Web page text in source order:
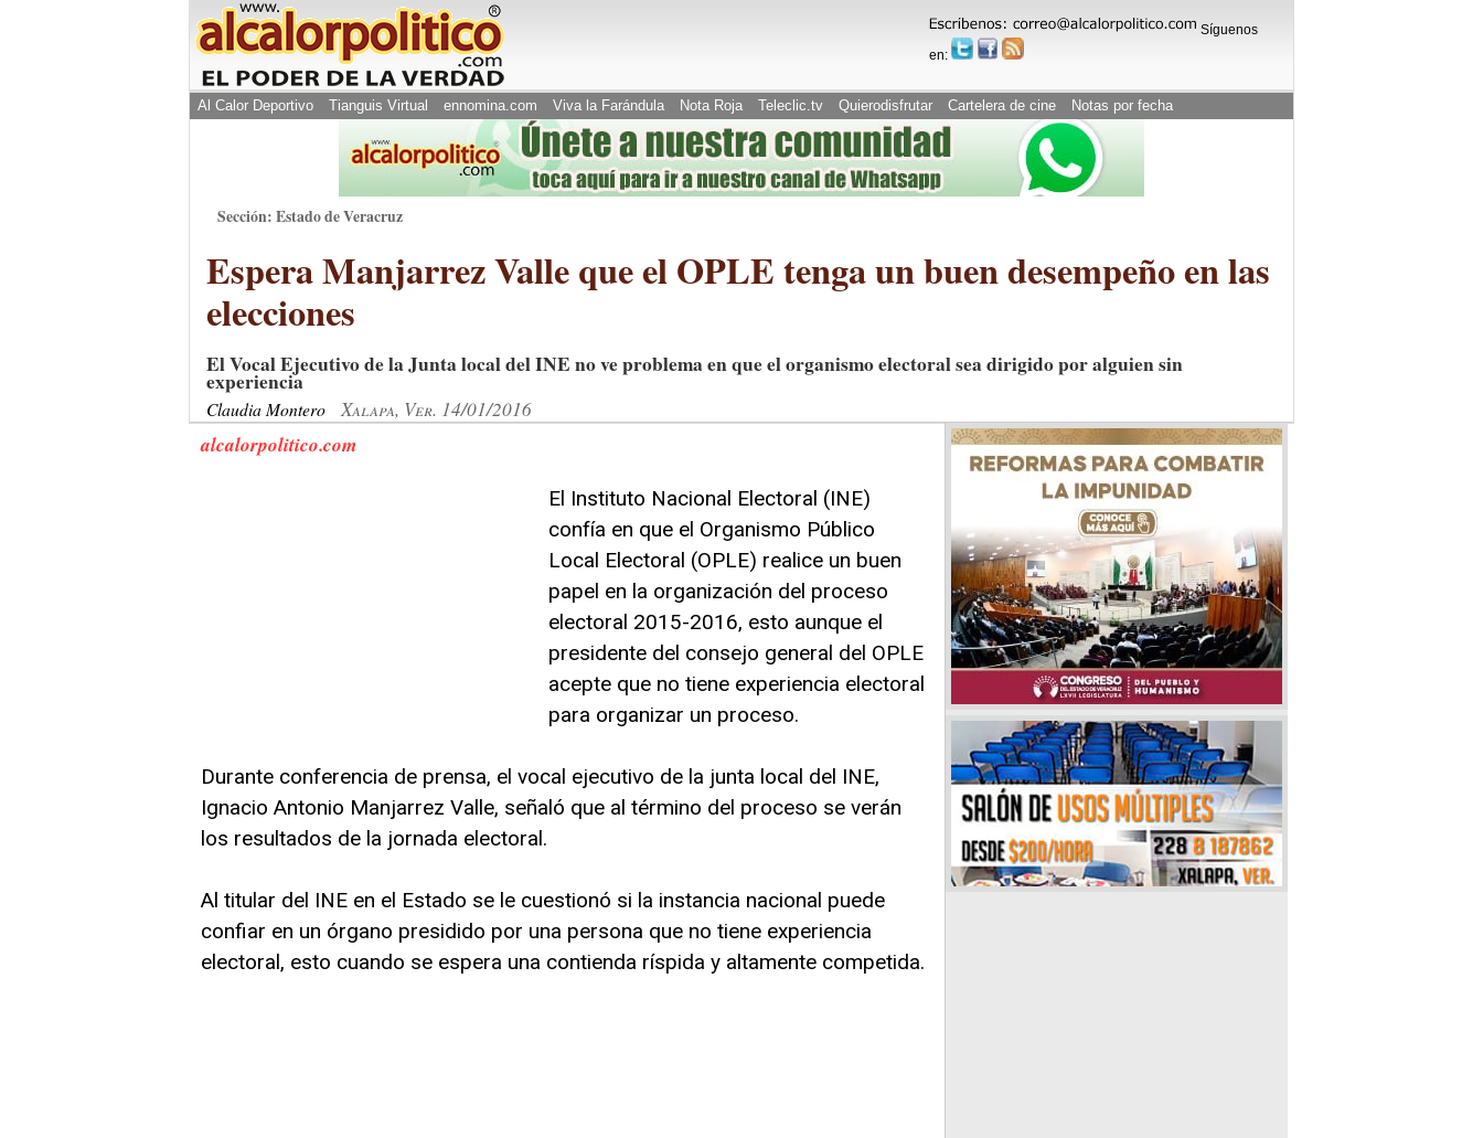
Síguenos
en:
Al Calor Deportivo Tianguis Virtual ennomina.com Viva la Farándula Nota Roja Teleclic.tv Quierodisfrutar Cartelera de cine Notas por fecha
Sección: Estado de Veracruz
Espera Manjarrez Valle que el OPLE tenga un buen desempeño en las
elecciones
El Vocal Ejecutivo de la Junta local del INE no ve problema en que el organismo electoral sea dirigido por alguien sin
experiencia
Claudia Montero Xalapa, Ver. 14/01/2016
alcalorpolitico.com
El Instituto Nacional Electoral (INE)
confía en que el Organismo Público
Local Electoral (OPLE) realice un buen
papel en la organización del proceso
electoral 2015-2016, esto aunque el
presidente del consejo general del OPLE
acepte que no tiene experiencia electoral
para organizar un proceso.
Durante conferencia de prensa, el vocal ejecutivo de la junta local del INE,
Ignacio Antonio Manjarrez Valle, señaló que al término del proceso se verán
los resultados de la jornada electoral.
Al titular del INE en el Estado se le cuestionó si la instancia nacional puede
confiar en un órgano presidido por una persona que no tiene experiencia
electoral, esto cuando se espera una contienda ríspida y altamente competida.